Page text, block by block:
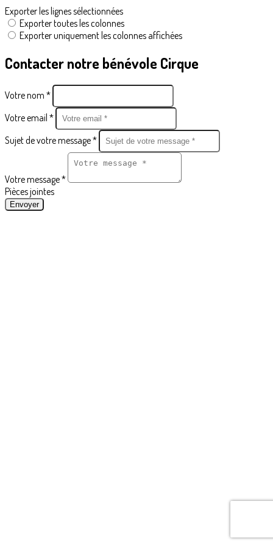
Exporter les lignes sélectionnées
Exporter toutes les colonnes
Exporter uniquement les colonnes affichées
Contacter notre bénévole Cirque
Votre nom *
Votre email *
Sujet de votre message *
Votre message *
Pièces jointes
Envoyer